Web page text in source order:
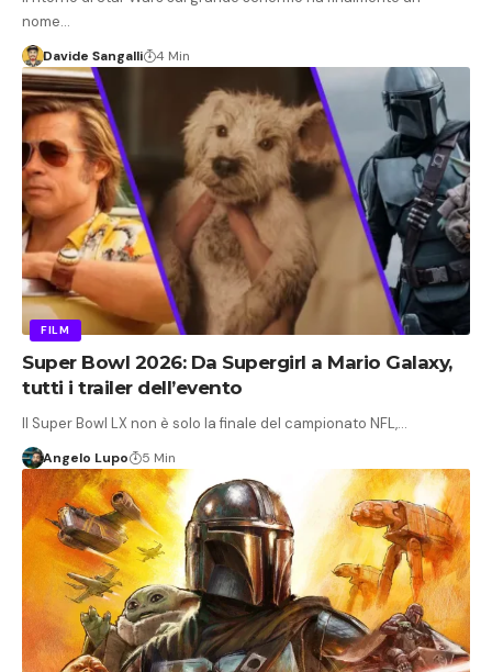
nome…
Davide Sangalli 4 Min
FILM
Super Bowl 2026: Da Supergirl a Mario Galaxy,
tutti i trailer dell’evento
Il Super Bowl LX non è solo la finale del campionato NFL,…
Angelo Lupo 5 Min